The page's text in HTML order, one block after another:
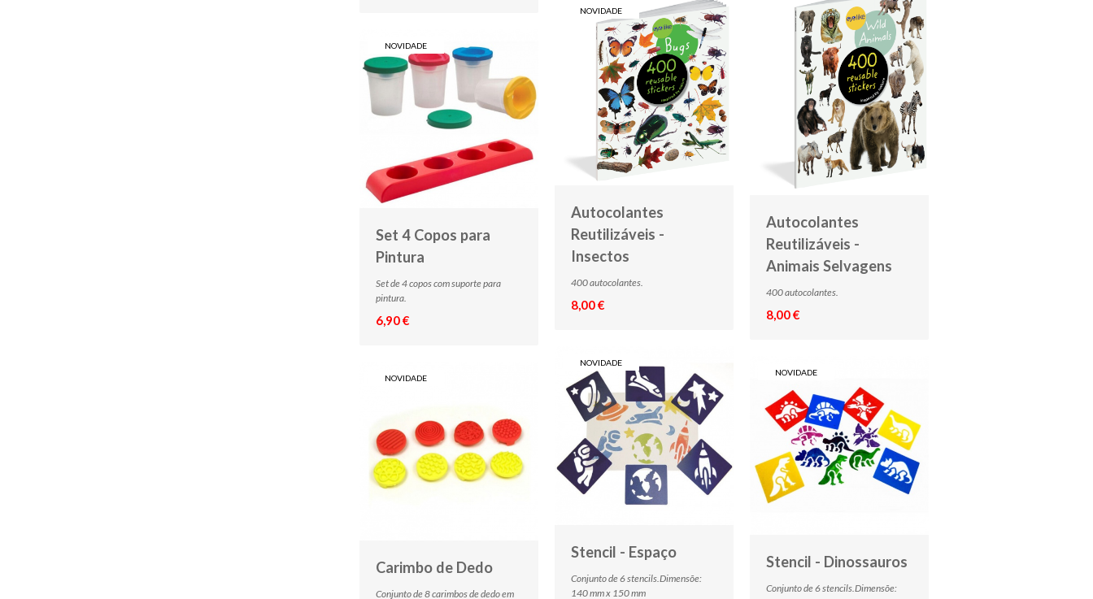
NOVIDADE
Autocolantes
Reutilizáveis -
Insectos
400 autocolantes.
8,00 €
Autocolantes
Reutilizáveis -
Animais Selvagens
400 autocolantes.
8,00 €
NOVIDADE
Set 4 Copos para
Pintura
Set de 4 copos com suporte para
pintura.
6,90 €
NOVIDADE
Stencil - Espaço
Conjunto de 6 stencils.Dimensõe:
140 mm x 150 mm
NOVIDADE
Stencil - Dinossauros
Conjunto de 6 stencils.Dimensõe:
NOVIDADE
Carimbo de Dedo
Conjunto de 8 carimbos de dedo em